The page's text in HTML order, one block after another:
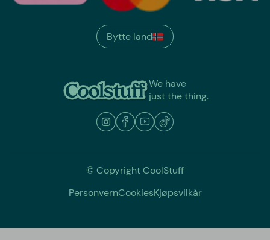
We have
just the thing.
Bytte land
© Copyright CoolStuff
PersonvernCookiesKjøpsvilkår